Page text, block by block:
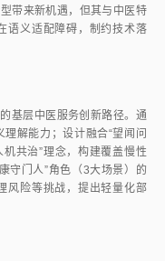
带来新机遇，但其与中医特
语义适配障碍，制约技术落
基层中医服务创新路径。通
解能力；设计融合“望闻问
共治”理念，构建覆盖慢性
守门人”角色（3大场景）的
风险等挑战，提出轻量化部